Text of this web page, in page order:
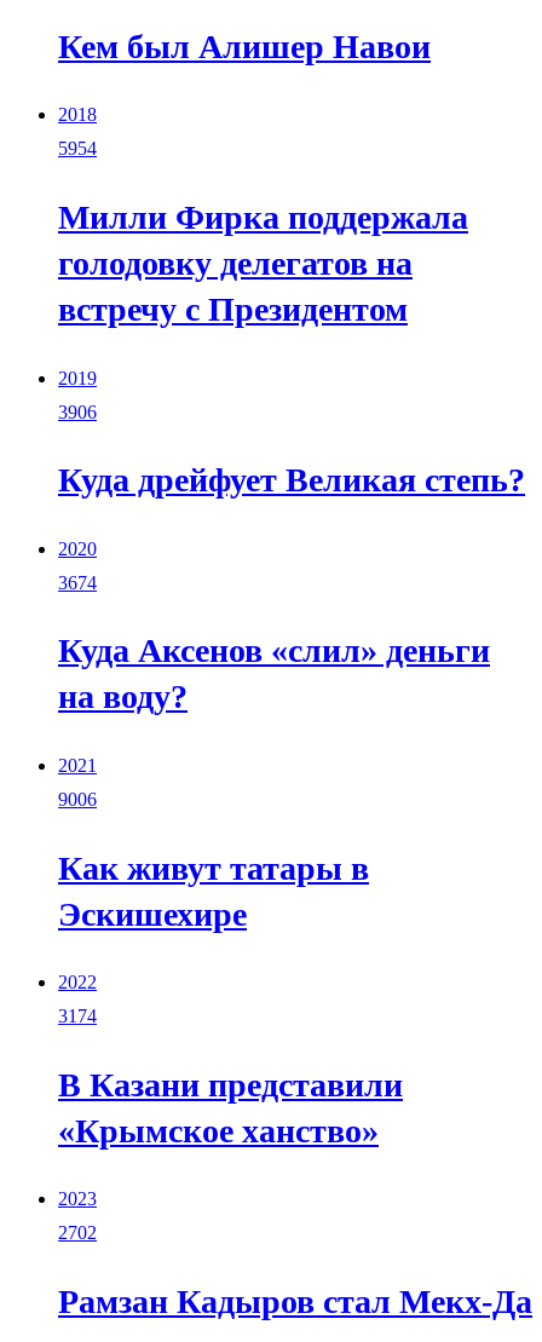
Кем был Алишер Навои
2018
5954
Милли Фирка поддержала
голодовку делегатов на
встречу с Президентом
2019
3906
Куда дрейфует Великая степь?
2020
3674
Куда Аксенов «слил» деньги
на воду?
2021
9006
Как живут татары в
Эскишехире
2022
3174
В Казани представили
«Крымское ханство»
2023
2702
Рамзан Кадыров стал Мекх-Да